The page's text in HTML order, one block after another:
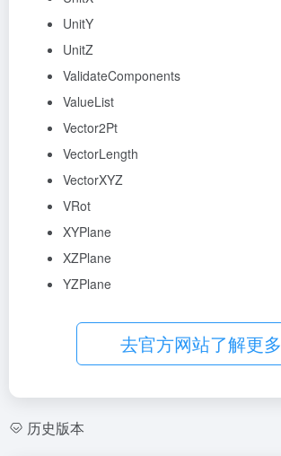
UnitY
UnitZ
ValidateComponents
ValueList
Vector2Pt
VectorLength
VectorXYZ
VRot
XYPlane
XZPlane
YZPlane
去官方网站了解更多
历史版本